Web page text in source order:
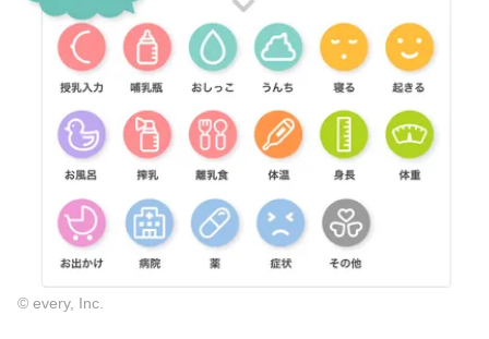
© every, Inc.